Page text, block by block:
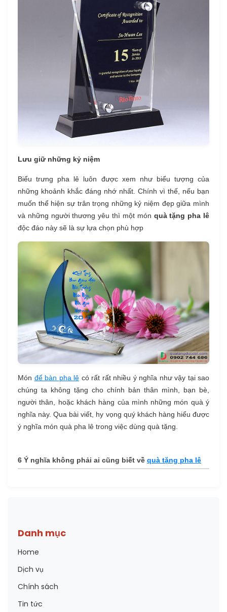
Lưu giữ những kỷ niệm
Biểu trưng pha lê luôn được xem như biểu tượng của
những khoảnh khắc đáng nhớ nhất. Chính vì thế, nếu bạn
muốn thể hiện sự trân trọng những kỷ niệm đẹp giữa mình
và những người thương yêu thì một món quà tặng pha lê
độc đáo này sẽ là sự lựa chọn phù hợp
Món để bàn pha lê có rất rất nhiều ý nghĩa như vậy tại sao
chúng ta không tặng cho chính bản thân mình, bạn bè,
người thân, hoặc khách hàng của mình những món quà ý
nghĩa này. Qua bài viết, hy vọng quý khách hàng hiểu được
ý nghĩa món quà pha lê trong việc dùng quà tặng.
6 Ý nghĩa không phải ai cũng biết về quà tặng pha lê
Danh mục
Home
Dịch vụ
Chính sách
Tin tức